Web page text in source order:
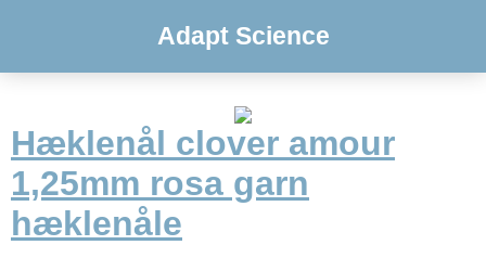
Adapt Science
Hæklenål clover amour
1,25mm rosa garn
hæklenåle